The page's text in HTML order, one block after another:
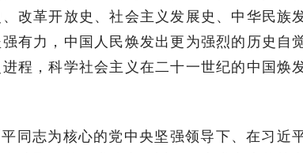
改革开放史、社会主义发展史、中华民族
有力，中国人民焕发出更为强烈的历史自
程，科学社会主义在二十一世纪的中国焕
同志为核心的党中央坚强领导下、在习近